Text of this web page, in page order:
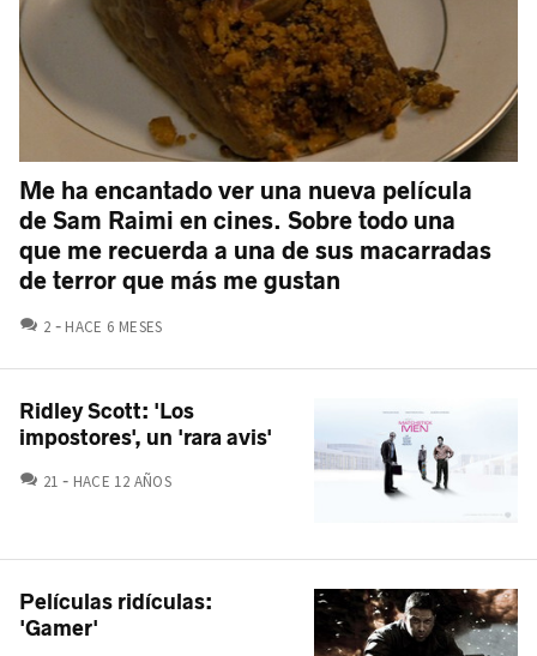
Me ha encantado ver una nueva película
de Sam Raimi en cines. Sobre todo una
que me recuerda a una de sus macarradas
de terror que más me gustan
2 COMENTARIOS
HACE 6 MESES
Ridley Scott: 'Los
impostores', un 'rara avis'
21 COMENTARIOS
HACE 12 AÑOS
Películas ridículas:
'Gamer'